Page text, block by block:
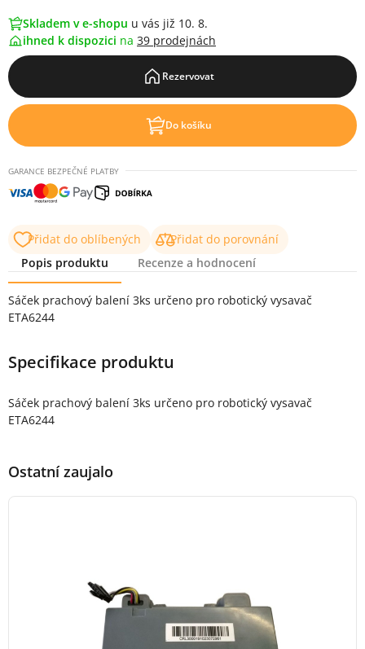
Skladem v e-shopu u vás již 10. 8.
ihned k dispozici na 39 prodejnách
Rezervovat
Do košíku
GARANCE BEZPEČNÉ PLATBY
Přidat do oblíbených
Přidat do porovnání
Popis produktu
Recenze a hodnocení
Popis produktu
Sáček prachový balení 3ks určeno pro robotický vysavač
ETA6244
Specifikace produktu
Sáček prachový balení 3ks určeno pro robotický vysavač
ETA6244
Ostatní zaujalo